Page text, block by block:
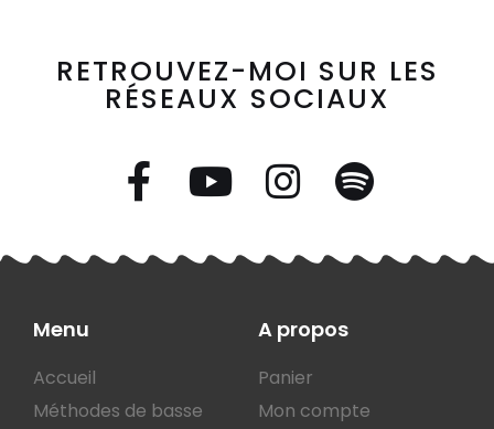
RETROUVEZ-MOI SUR LES
RÉSEAUX SOCIAUX
Menu
Accueil
Méthodes de basse
A propos
Panier
Mon compte